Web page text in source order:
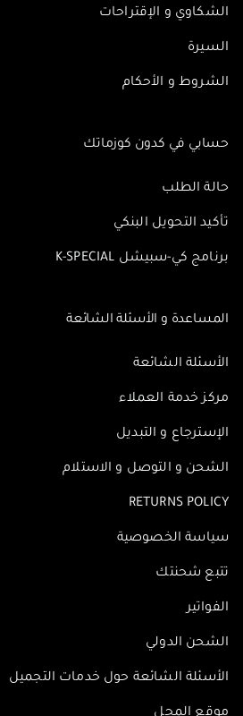
الشكاوي و الإقتراحات
السيرة
الشروط و الأحكام
حسابي في كدون كوزماتك
حالة الطلب
تأكيد التحويل البنكي
برنامج كي-سبيشل K-SPECIAL
المساعدة و الأسئلة الشائعة
الأسئلة الشائعة
مركز خدمة العملاء
الإسترجاع و التبديل
الشحن و التوصل و الاستلام
RETURNS POLICY
سياسة الخصوصية
تتبع شحنتك
الفواتير
الشحن الدولي
الأسئلة الشائعة حول خدمات التجميل